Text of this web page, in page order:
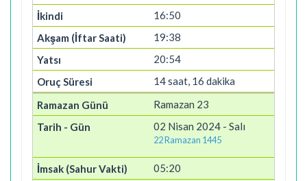
16:50
19:38
20:54
14 saat, 16 dakika
Ramazan 23
02 Nisan 2024 - Salı
22 Ramazan 1445
05:20